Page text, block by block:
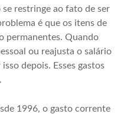
restringe ao fato de ser
é que os itens de
permanentes. Quando
ou reajusta o salário
depois. Esses gastos
1996, o gasto corrente